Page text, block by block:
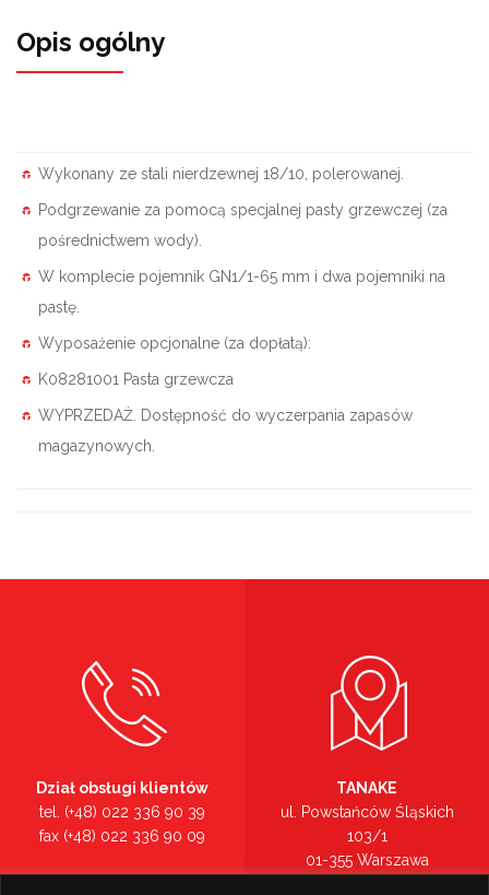
Opis ogólny
Wykonany ze stali nierdzewnej 18/10, polerowanej.
Podgrzewanie za pomocą specjalnej pasty grzewczej (za
pośrednictwem wody).
W komplecie pojemnik GN1/1-65 mm i dwa pojemniki na
pastę.
Wyposażenie opcjonalne (za dopłatą):
K08281001 Pasta grzewcza
WYPRZEDAŻ. Dostępność do wyczerpania zapasów
magazynowych.
Dział obsługi klientów
tel. (+48) 022 336 90 39
fax (+48) 022 336 90 09
TANAKE
ul. Powstańców Śląskich
103/1
01-355 Warszawa